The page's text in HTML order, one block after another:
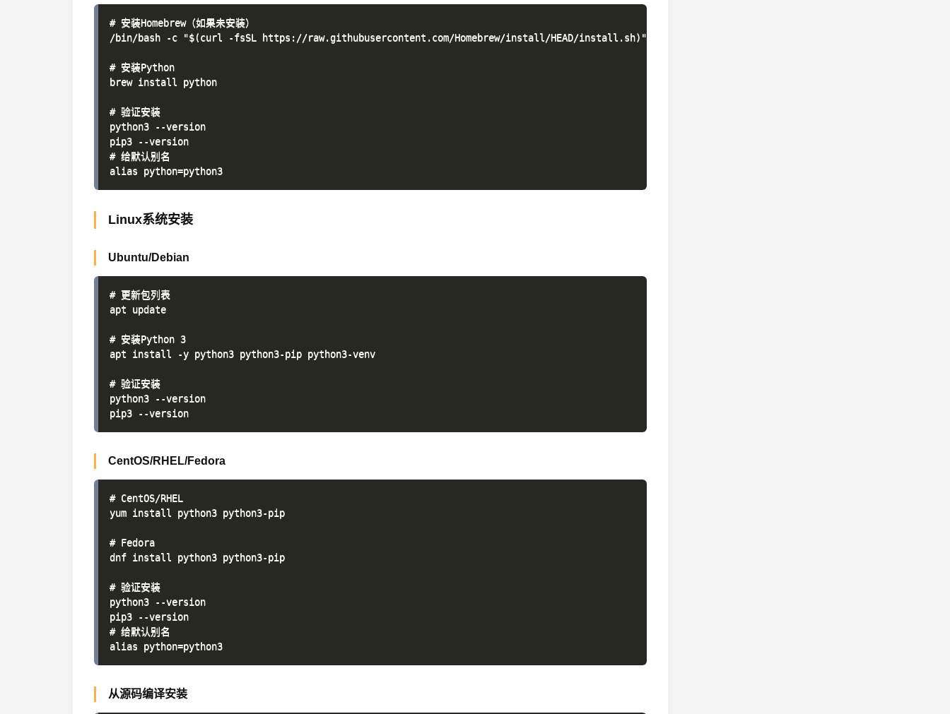
# 安装Homebrew（如果未安装）
/bin/bash -c "$(curl -fsSL https://raw.githubusercontent.com/Homebrew/install/HEAD/install.sh)"
# 安装Python
brew install python
# 验证安装
python3 --version
pip3 --version
# 给默认别名
Linux系统安装
Ubuntu/Debian
# 更新包列表
apt update
# 安装Python 3
apt install -y python3 python3-pip python3-venv
# 验证安装
python3 --version
CentOS/RHEL/Fedora
# CentOS/RHEL
yum install python3 python3-pip
# Fedora
dnf install python3 python3-pip
# 验证安装
python3 --version
pip3 --version
# 给默认别名
从源码编译安装